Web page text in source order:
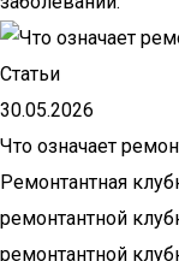
Статьи
30.05.2026
Что означает
Ремонтантная
ремонтантной
ремонтантной